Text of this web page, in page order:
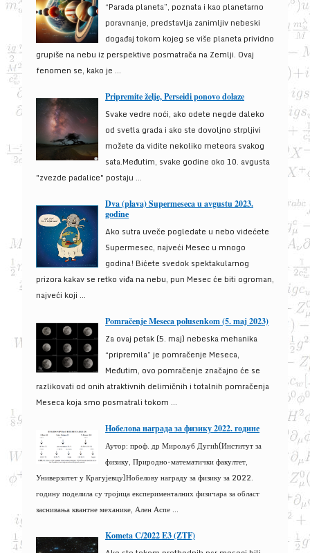
“Parada planeta”, poznata i kao planetarno
poravnanje, predstavlja zanimljiv nebeski
događaj tokom kojeg se više planeta prividno
grupiše na nebu iz perspektive posmatrača na Zemlji. Ovaj
fenomen se, kako je ...
Pripremite želje, Perseidi ponovo dolaze
Svake vedre noći, ako odete negde daleko
od svetla grada i ako ste dovoljno strpljivi
možete da vidite nekoliko meteora svakog
sata.Međutim, svake godine oko 10. avgusta
"zvezde padalice" postaju ...
Dva (plava) Supermeseca u avgustu 2023.
godine
Ako sutra uveče pogledate u nebo videćete
Supermesec, najveći Mesec u mnogo
godina! Bićete svedok spektakularnog
prizora kakav se retko viđa na nebu, pun Mesec će biti ogroman,
najveći koji ...
Pomračenje Meseca polusenkom (5. maj 2023)
Za ovaj petak (5. maj) nebeska mehanika
“pripremila” je pomračenje Meseca,
Međutim, ovo pomračenje značajno će se
razlikovati od onih atraktivnih delimičnih i totalnih pomračenja
Meseca koja smo posmatrali tokom ...
Нобелова награда за физику 2022. године
Аутор: проф. др Мирољуб Дугић(Институт за
физику, Природно-математички факултет,
Универзитет у Крагујевцу)Нобелову награду за физику за 2022.
годину поделила су тројица експерименталних физичара за област
заснивања квантне механике, Ален Аспе ...
Kometa C/2022 E3 (ZTF)